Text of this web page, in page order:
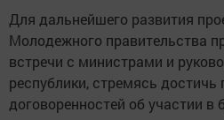
Для дальнейшего развития
Молодежного правительства
встречи с министрами и
республики, стремясь
договоренностей об участии в